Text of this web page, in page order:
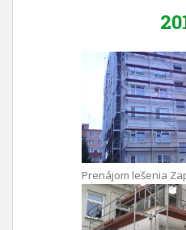
Prenájom lešenia